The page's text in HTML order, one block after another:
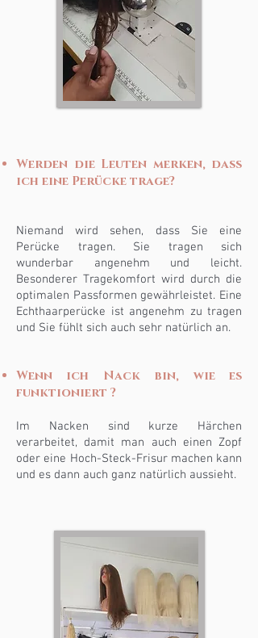
Werden die Leuten merken, dass
ich eine Perücke trage?
Niemand wird sehen, dass Sie eine
Perücke tragen. Sie tragen sich
wunderbar angenehm und leicht.
Besonderer Tragekomfort wird durch die
optimalen Passformen gewährleistet. Eine
Echthaarperücke ist angenehm zu tragen
und Sie fühlt sich auch sehr natürlich an.
Wenn ich Nackbin, wie es
funktioniert ?
Im Nacken sind kurze Härchen
verarbeitet, damit man auch einen Zopf
oder eine Hoch-Steck-Frisur machen kann
und es dann auch ganz natürlich aussieht.